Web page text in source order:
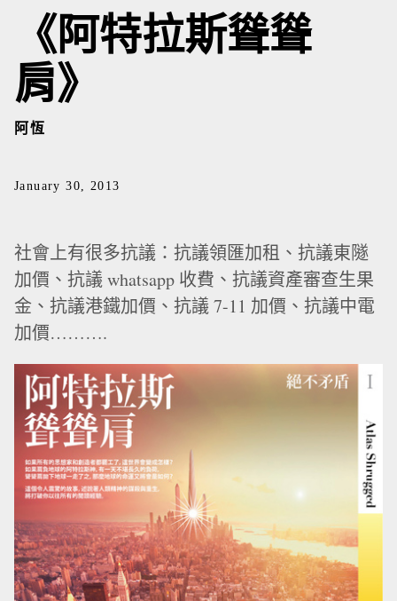
《阿特拉斯聳聳
肩》
阿恆
January 30, 2013
社會上有很多抗議：抗議領匯加租、抗議東隧
加價、抗議 whatsapp 收費、抗議資產審查生果
金、抗議港鐵加價、抗議 7-11 加價、抗議中電
加價……….